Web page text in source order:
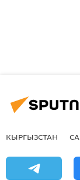
КЫРГЫЗСТАН